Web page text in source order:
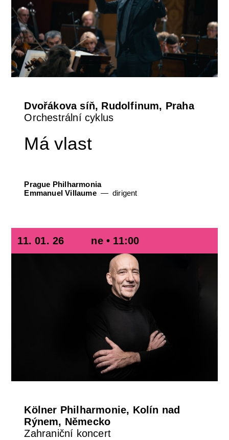
Dvořákova síň, Rudolfinum, Praha
Orchestrální cyklus
Má vlast
Prague Philharmonia
Emmanuel Villaume
dirigent
11. 01. 26 ne • 11:00
Kölner Philharmonie, Kolín nad
Rýnem, Německo
Zahraniční koncert